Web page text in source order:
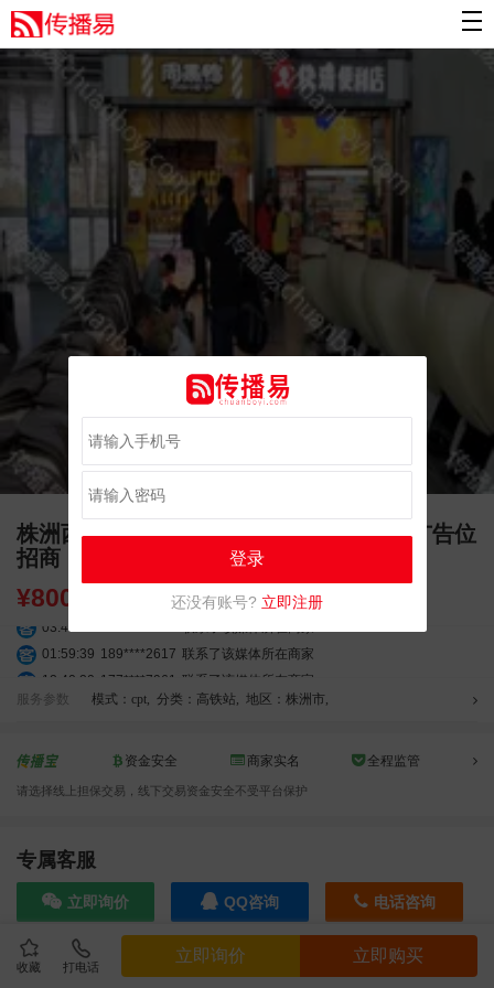
收藏 打电话
立即询价 立即购买
株洲西站高铁 LED 广告 车站独立刷屏屏广告位
招商
¥8000.00
01:59:39 189****2617 联系了该媒体所在商家
12:40:20 177****7961 联系了该媒体所在商家
04:12:36 181****8167
联系了该媒体所在商家
01:50:54
192****2334
联系了该媒体所在商家
04:09:07
11:44:28 130****3379 联系了该媒体所在商家
08:36:41
191****0991
联系了该媒体所在商家
05:24:34
186****8762 联系了该媒体所在商家
06:11:20
联系了该媒体所在商家
服务参数 模式：cpt, 分类：高铁站, 地区：株洲市,
资金安全 商家实名 全程监管
请选择线上担保交易，线下交易资金安全不受平台保护
专属客服
立即询价 QQ咨询 电话咨询
效果截图
登录
还没有账号? 立即注册